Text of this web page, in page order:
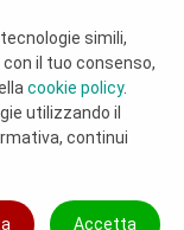
simili,
il tuo consenso,
cookie policy.
utilizzando il
continui
Accetta
PIVA